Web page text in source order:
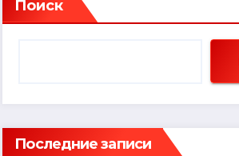
Поиск
Последние записи